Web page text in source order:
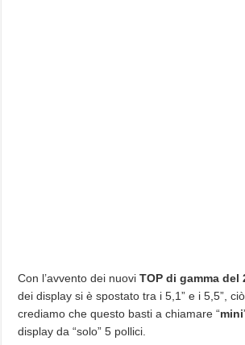
Con l’avvento dei nuoviTOP di gamma del
dei display si è spostato tra i 5,1” e i 5,5”,
crediamo che questo basti a chiamare “mini
display da “solo” 5 pollici.